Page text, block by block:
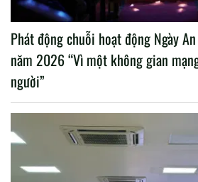
Phát động chuỗi hoạt động Ngày
năm 2026 “Vì một không gian
người”